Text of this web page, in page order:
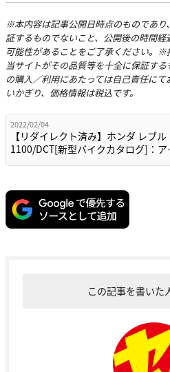
※本内容は記事公開日時点のものであり
証するものでないこと、公開後の時間
可能性があることをご了承ください。※
当サイトがその品質等を十全に保証す
の購入／利用にあたっては自己責任に
いかぎり、価格情報は税込です。
2022/02/04
【リダイレクト済み】ホンダ レブル
1100/DCT[新型バイクカタログ]：
この記事を書いた